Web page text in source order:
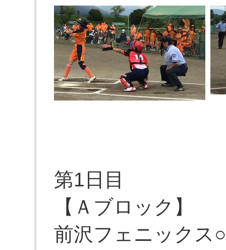
第1日目
【Ａブロック】
前沢フェニックス